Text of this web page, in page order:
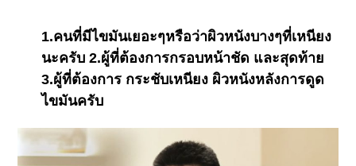
1.คนที่มีไขมันเยอะๆหรือว่าผิวหนังบางๆที่เหนียง
นะครับ 2.ผู้ที่ต้องการกรอบหน้าชัด และสุดท้าย
3.ผู้ที่ต้องการ กระชับเหนียง ผิวหนังหลังการดูด
ไขมันครับ